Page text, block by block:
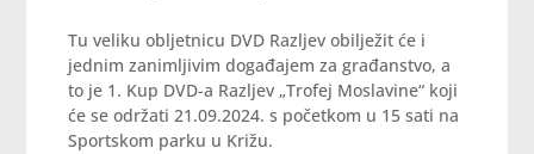
Tu veliku obljetnicu DVD Razljev obilježit će i
jednim zanimljivim događajem za građanstvo, a
to je 1. Kup DVD-a Razljev „Trofej Moslavine“ koji
će se održati 21.09.2024. s početkom u 15 sati na
Sportskom parku u Križu.